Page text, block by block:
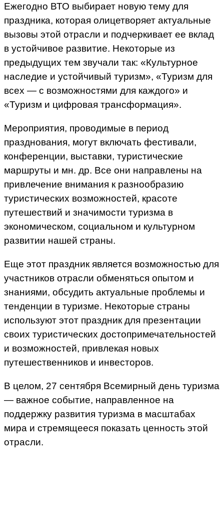
Ежегодно ВТО выбирает новую тему для
праздника, которая олицетворяет актуальные
вызовы этой отрасли и подчеркивает ее вклад
в устойчивое развитие. Некоторые из
предыдущих тем звучали так: «Культурное
наследие и устойчивый туризм», «Туризм для
всех — с возможностями для каждого» и
«Туризм и цифровая трансформация».
Мероприятия, проводимые в период
празднования, могут включать фестивали,
конференции, выставки, туристические
маршруты и мн. др. Все они направлены на
привлечение внимания к разнообразию
туристических возможностей, красоте
путешествий и значимости туризма в
экономическом, социальном и культурном
развитии нашей страны.
Еще этот праздник является возможностью для
участников отрасли обменяться опытом и
знаниями, обсудить актуальные проблемы и
тенденции в туризме. Некоторые страны
используют этот праздник для презентации
своих туристических достопримечательностей
и возможностей, привлекая новых
путешественников и инвесторов.
В целом, 27 сентября Всемирный день туризма
— важное событие, направленное на
поддержку развития туризма в масштабах
мира и стремящееся показать ценность этой
отрасли.